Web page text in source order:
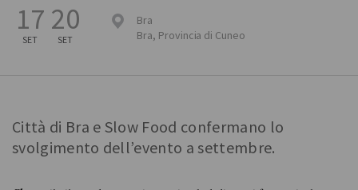
17
SET
20
SET
Bra
Bra, Provincia di Cuneo
Città di Bra e Slow Food confermano lo
svolgimento dell’evento a settembre.